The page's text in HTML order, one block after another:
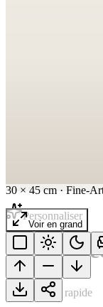
30 × 45 cm · Fine-
Voir en grand
Personnaliser
Notation rapide